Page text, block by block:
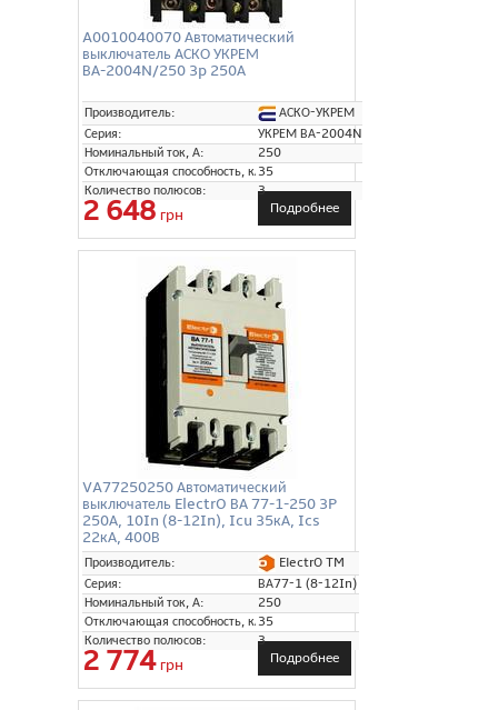
A0010040070 Автоматический
выключатель АСКО УКРЕМ
ВА-2004N/250 3p 250А
Производитель:
АСКО-УКРЕМ
Серия:
УКРЕМ ВА-2004N
Номинальный ток, А:
250
Отключающая способность, кА:35
Количество полюсов:
3
2 648 грн Подробнее
VA77250250 Автоматический
выключатель ElectrO ВА 77-1-250 3P
250А, 10In (8-12In), Icu 35кА, Ics
22кА, 400В
Производитель:
ElectrO TM
Серия:
ВА77-1 (8-12In)
Номинальный ток, А:
250
Отключающая способность, кА:35
Количество полюсов:
3
2 774грн Подробнее